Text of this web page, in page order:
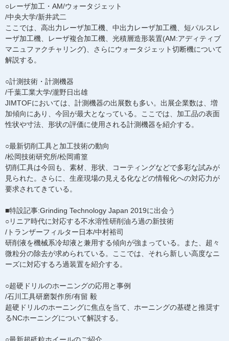
○レーザ加工・AM/ウォータジェット
/中央大学/新井武二
ここでは、高出力レーザ加工機、中出力レーザ加工機、短パルスレ
ーザ加工機、レーザ複合加工機、光積層造形装置(AM:アディティブ
マニュファクチャリング)、さらにウォータジェット切断機について
解説する。
○計測技術・計測機器
/千葉工業大学/瀧野日出雄
JIMTOFにおいては、計測機器の出展数も多い。出展企業数は、増
加傾向にあり、今回が最大となっている。ここでは、加工品の表面
性状や寸法、形状の評価に使用される計測機器を紹介する。
○最新切削工具と加工技術の動向
/松岡技術研究所/松岡甫篁
切削工具は今回も、素材、形状、コーティングなどで多彩な試みが
見られた。さらに、生産現場の見える化などの情報化への対応力が
要求されてきている。
■特設記事:Grinding Technology Japan 2019に出会う
○リニア時代に対応する不水溶性研削油ろ過の新技術
/トランザーフィルター日本/中村裕司
研削液を機械系冷却液と兼用する傾向が強まっている。また、超々
微粒分の除去が求められている。ここでは、それら新しい高度なニ
ーズに対応するろ過装置を紹介する。
○超硬ドリルのホーニングの応用と事例
/石川工具研磨製作所/有留 毅
超硬ドリルのホーニングに焦点を当て、ホーニングの基礎と推奨す
るNCホーニングについて解説する。